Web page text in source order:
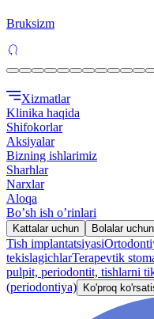
Bruksizm
Xizmatlar
Klinika haqida
Shifokorlar
Aksiyalar
Bizning ishlarimiz
Sharhlar
Narxlar
Aloqa
Boʼsh ish oʼrinlari
Kattalar uchun Bolalar uchun
Tish implantatsiyasi
tekislagichlarTerapevtik
pulpit, periodontit, tishlarni
(periodontiya)
Ko'proq